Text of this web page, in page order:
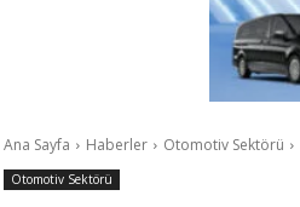
Ana Sayfa Haberler Otomotiv Sektörü
Otomotiv Sektörü